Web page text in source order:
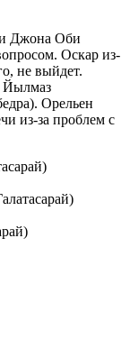
и Джона Оби
Оскар из-
не выйдет.
Йылмаз
Орельен
из-за проблем с